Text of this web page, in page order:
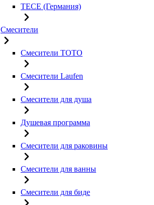
TECE (Германия)
Смесители
Смесители TOTO
Смесители Laufen
Смесители для душа
Душевая программа
Смесители для раковины
Смесители для ванны
Смесители для биде